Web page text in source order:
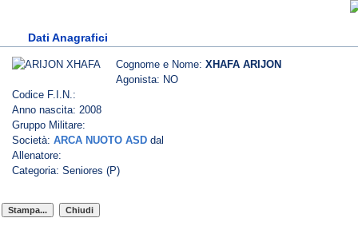
Dati Anagrafici
Cognome e Nome: XHAFA ARIJON
Agonista: NO
Codice F.I.N.:
Anno nascita: 2008
Gruppo Militare:
Società: ARCA NUOTO ASD dal
Allenatore:
Categoria: Seniores (P)